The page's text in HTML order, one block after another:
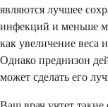
являются лучшее
инфекций и меньше
как увеличение веса
Однако преднизон
может сделать его